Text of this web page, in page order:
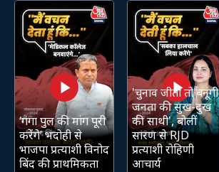
‘गंगा पुल की मांग पूरी
करेंगे’ भदोही से
भाजपा प्रत्याशी विनोद
बिंद की प्राथमिकता
'चुनाव जीती तो बनूंगी
जनता की सुख-दुख
की साथी', बोलीं
सारण से RJD
प्रत्याशी रोहिणी
आचार्य